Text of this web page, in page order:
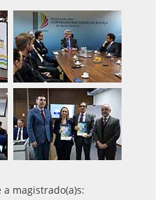
magistrado(a)s: